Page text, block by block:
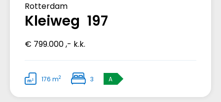
Rotterdam
Kleiweg 197
€ 799.000 ,- k.k.
176 m2 3 A